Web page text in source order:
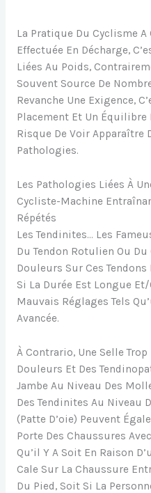
La Pratique Du Cyclisme A
Effectuée En Décharge,
Liées Au Poids,
Souvent Source De
Revanche Une Exigence,
Placement Et Un Équilibre
Risque De Voir Apparaître
Pathologies.
Les Pathologies Liées À
Cycliste-Machine
Répétés
Les Tendinites… Les
Du Tendon Rotulien Ou
Douleurs Sur Ces
Si La Durée Est Longue
Mauvais Réglages Tels
Avancée.
À Contrario, Une Selle
Douleurs Et Des
Jambe Au Niveau Des
Des Tendinites Au Niveau
(patte D’oie) Peuvent
Porte Des Chaussures
Qu’il Y A Soit En Raison
Cale Sur La Chaussure
Du Pied, Soit Si La